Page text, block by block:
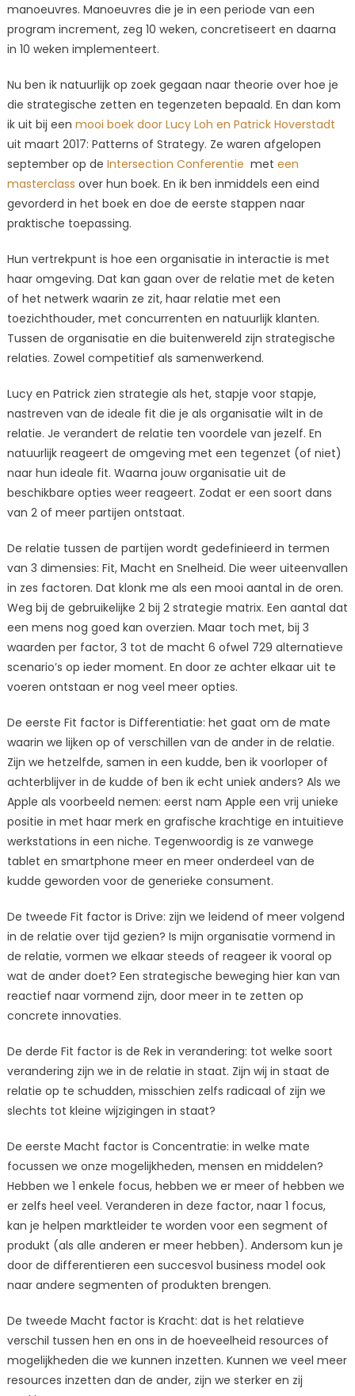
en
tegenzetten.
manoeuvres. Manoeuvres die je in een periode van een
program increment, zeg 10 weken, concretiseert en daarna
in 10 weken implementeert.
Nu ben ik natuurlijk op zoek gegaan naar theorie over hoe je
die strategische zetten en tegenzeten bepaald. En dan kom
ik uit bij een mooi boek door Lucy Loh en Patrick Hoverstadt
uit maart 2017: Patterns of Strategy. Ze waren afgelopen
september op de Intersection Conferentie met een
masterclass over hun boek. En ik ben inmiddels een eind
gevorderd in het boek en doe de eerste stappen naar
praktische toepassing.
Hun vertrekpunt is hoe een organisatie in interactie is met
haar omgeving. Dat kan gaan over de relatie met de keten
of het netwerk waarin ze zit, haar relatie met een
toezichthouder, met concurrenten en natuurlijk klanten.
Tussen de organisatie en die buitenwereld zijn strategische
relaties. Zowel competitief als samenwerkend.
Lucy en Patrick zien strategie als het, stapje voor stapje,
nastreven van de ideale fit die je als organisatie wilt in de
relatie. Je verandert de relatie ten voordele van jezelf. En
natuurlijk reageert de omgeving met een tegenzet (of niet)
naar hun ideale fit. Waarna jouw organisatie uit de
beschikbare opties weer reageert. Zodat er een soort dans
van 2 of meer partijen ontstaat.
De relatie tussen de partijen wordt gedefinieerd in termen
van 3 dimensies: Fit, Macht en Snelheid. Die weer uiteenvallen
in zes factoren. Dat klonk me als een mooi aantal in de oren.
Weg bij de gebruikelijke 2 bij 2 strategie matrix. Een aantal dat
een mens nog goed kan overzien. Maar toch met, bij 3
waarden per factor, 3 tot de macht 6 ofwel 729 alternatieve
scenario’s op ieder moment. En door ze achter elkaar uit te
voeren ontstaan er nog veel meer opties.
De eerste Fit factor is Differentiatie: het gaat om de mate
waarin we lijken op of verschillen van de ander in de relatie.
Zijn we hetzelfde, samen in een kudde, ben ik voorloper of
achterblijver in de kudde of ben ik echt uniek anders? Als we
Apple als voorbeeld nemen: eerst nam Apple een vrij unieke
positie in met haar merk en grafische krachtige en intuitieve
werkstations in een niche. Tegenwoordig is ze vanwege
tablet en smartphone meer en meer onderdeel van de
kudde geworden voor de generieke consument.
De tweede Fit factor is Drive: zijn we leidend of meer volgend
in de relatie over tijd gezien? Is mijn organisatie vormend in
de relatie, vormen we elkaar steeds of reageer ik vooral op
wat de ander doet? Een strategische beweging hier kan van
reactief naar vormend zijn, door meer in te zetten op
concrete innovaties.
De derde Fit factor is de Rek in verandering: tot welke soort
verandering zijn we in de relatie in staat. Zijn wij in staat de
relatie op te schudden, misschien zelfs radicaal of zijn we
slechts tot kleine wijzigingen in staat?
De eerste Macht factor is Concentratie: in welke mate
focussen we onze mogelijkheden, mensen en middelen?
Hebben we 1 enkele focus, hebben we er meer of hebben we
er zelfs heel veel. Veranderen in deze factor, naar 1 focus,
kan je helpen marktleider te worden voor een segment of
produkt (als alle anderen er meer hebben). Andersom kun je
door de differentieren een succesvol business model ook
naar andere segmenten of produkten brengen.
De tweede Macht factor is Kracht: dat is het relatieve
verschil tussen hen en ons in de hoeveelheid resources of
mogelijkheden die we kunnen inzetten. Kunnen we veel meer
resources inzetten dan de ander, zijn we sterker en zij